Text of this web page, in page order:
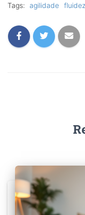
Tags: agilidade fluidez